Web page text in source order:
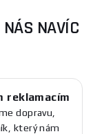
NAVÍC
reklamacím
dopravu,
který nám